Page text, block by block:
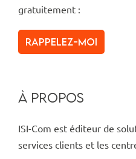
gratuitement :
Rappelez-moi
À PROPOS
ISI-Com est éditeur de
services clients et les